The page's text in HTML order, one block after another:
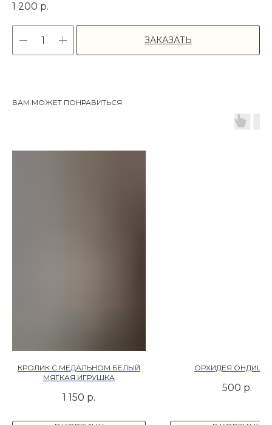
1 200 р.
ЗАКАЗАТЬ
ВАМ МОЖЕТ ПОНРАВИТЬСЯ
КРОЛИК С МЕДАЛЬНОМ БЕЛЫЙ
МЯГКАЯ ИГРУШКА
1 150 р.
ОРХИДЕЯ
500 р.